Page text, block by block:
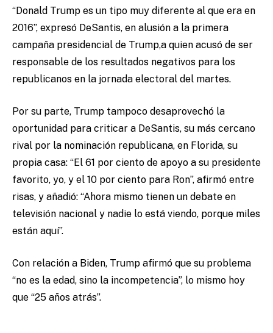
“Donald Trump es un tipo muy diferente al que era en
2016”, expresó DeSantis, en alusión a la primera
campaña presidencial de Trump,a quien acusó de ser
responsable de los resultados negativos para los
republicanos en la jornada electoral del martes.
Por su parte, Trump tampoco desaprovechó la
oportunidad para criticar a DeSantis, su más cercano
rival por la nominación republicana, en Florida, su
propia casa: “El 61 por ciento de apoyo a su presidente
favorito, yo, y el 10 por ciento para Ron”, afirmó entre
risas, y añadió: “Ahora mismo tienen un debate en
televisión nacional y nadie lo está viendo, porque miles
están aquí”.
Con relación a Biden, Trump afirmó que su problema
“no es la edad, sino la incompetencia”, lo mismo hoy
que “25 años atrás”.